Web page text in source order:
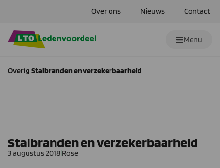
Over ons Nieuws Contact
Menu
Overig Stalbranden en verzekerbaarheid
Stalbranden en verzekerbaarheid
3 augustus 2018 Rose